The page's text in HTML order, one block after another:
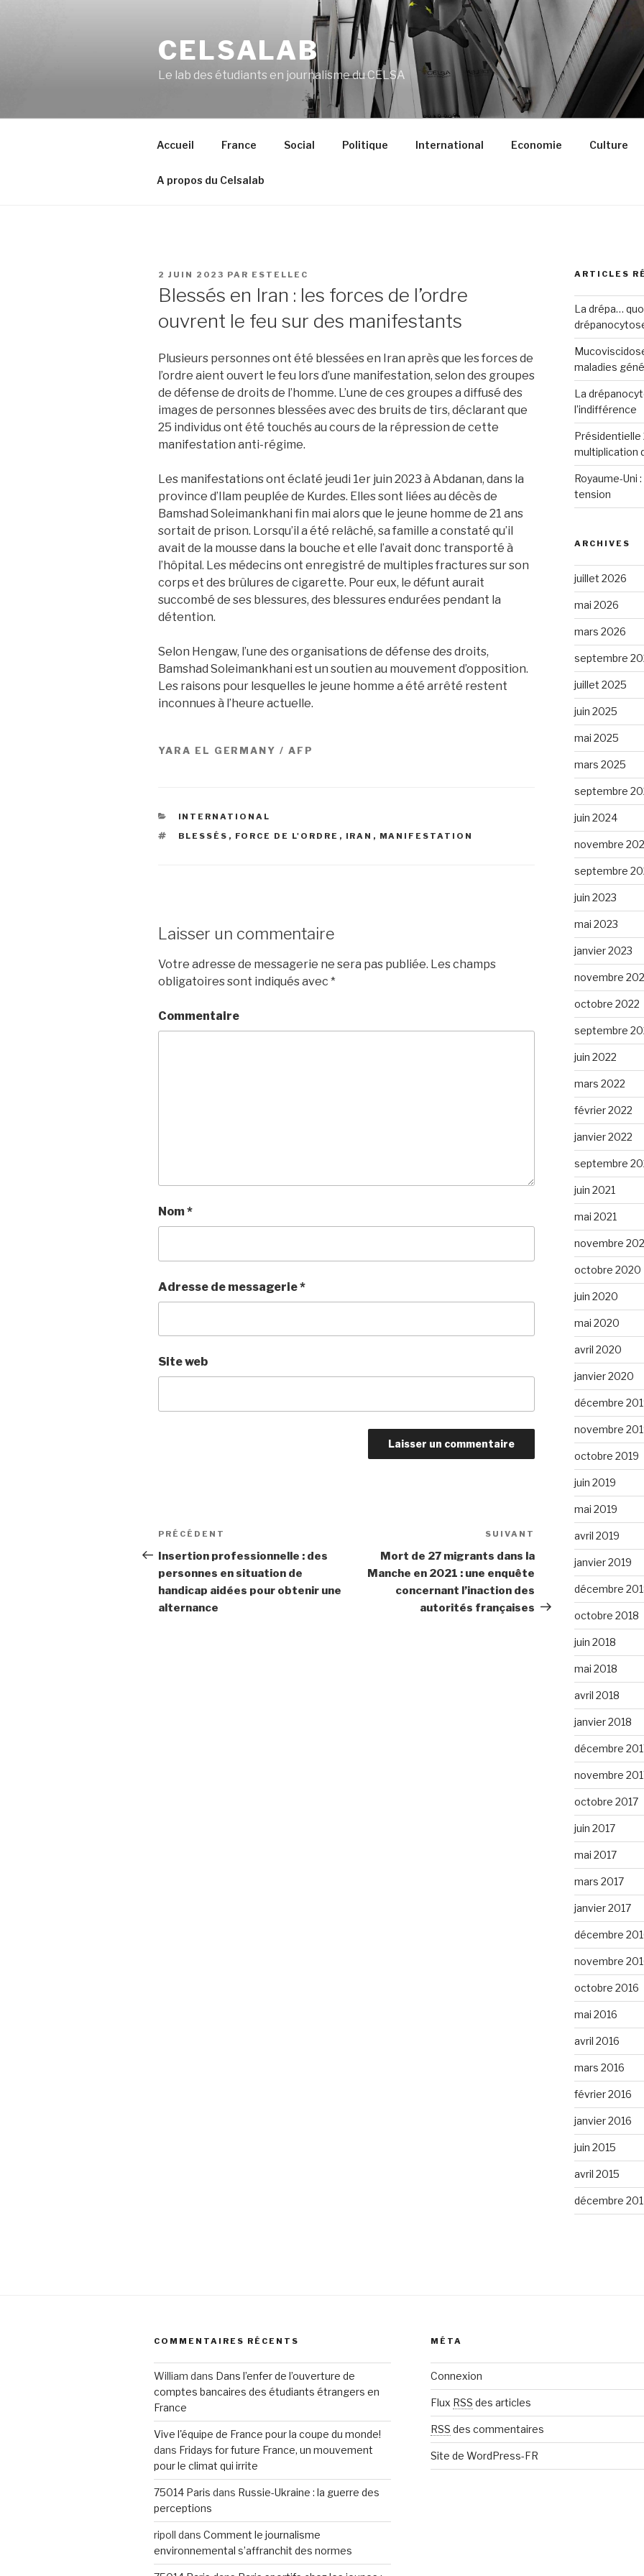
CELSALAB
Le lab des étudiants en journalisme du CELSA
Accueil France Social Politique International Economie Culture
A propos du Celsalab
PUBLIÉ
LE
2 JUIN 2023 PAR ESTELLEC
Blessés en Iran : les forces de l’ordre
ouvrent le feu sur des manifestants
Plusieurs personnes ont été blessées en Iran après que les forces de
l’ordre aient ouvert le feu lors d’une manifestation, selon des groupes
de défense de droits de l’homme. L’une de ces groupes a diffusé des
images de personnes blessées avec des bruits de tirs, déclarant que
25 individus ont été touchés au cours de la répression de cette
manifestation anti-régime.
Les manifestations ont éclaté jeudi 1er juin 2023 à Abdanan, dans la
province d’Ilam peuplée de Kurdes. Elles sont liées au décès de
Bamshad Soleimankhani fin mai alors que le jeune homme de 21 ans
sortait de prison. Lorsqu’il a été relâché, sa famille a constaté qu’il
avait de la mousse dans la bouche et elle l’avait donc transporté à
l’hôpital. Les médecins ont enregistré de multiples fractures sur son
corps et des brûlures de cigarette. Pour eux, le défunt aurait
succombé de ses blessures, des blessures endurées pendant la
détention.
Selon Hengaw, l’une des organisations de défense des droits,
Bamshad Soleimankhani est un soutien au mouvement d’opposition.
Les raisons pour lesquelles le jeune homme a été arrêté restent
inconnues à l’heure actuelle.
YARA EL GERMANY / AFP
CATÉGORIES
INTERNATIONAL
ÉTIQUETTES
BLESSÉS , FORCE DE L'ORDRE , IRAN , MANIFESTATION
Laisser un commentaire
Votre adresse de messagerie ne sera pas publiée. Les champs
obligatoires sont indiqués avec *
Commentaire
Nom*
Adresse de messagerie*
Site web
Navigation
de
l’article
Article
précédent
PRÉCÉDENT
Insertion professionnelle : des
personnes en situation de
handicap aidées pour obtenir une
alternance
Article
suivant
SUIVANT
Mort de 27 migrants dans la
Manche en 2021 : une enquête
concernant l’inaction des
autorités françaises
ARTICLES
La drépa…
maladies
La
l’indifférence
Présidentielle
multiplication
Royaume-Uni
tension
ARCHIVES
juillet 2026
mai 2026
mars 2026
septembre
juillet 2025
juin 2025
mai 2025
mars 2025
septembre
juin 2024
novembre
septembre
juin 2023
mai 2023
janvier 2023
novembre
octobre 2022
septembre
juin 2022
mars 2022
février 2022
janvier 2022
septembre
juin 2021
mai 2021
novembre
octobre 2020
juin 2020
mai 2020
avril 2020
janvier 2020
décembre
novembre
octobre 2019
juin 2019
mai 2019
avril 2019
janvier 2019
décembre
octobre 2018
juin 2018
mai 2018
avril 2018
janvier 2018
décembre
novembre
octobre 2017
juin 2017
mai 2017
mars 2017
janvier 2017
décembre
novembre
octobre 2016
mai 2016
avril 2016
mars 2016
février 2016
janvier 2016
juin 2015
avril 2015
décembre
COMMENTAIRES RÉCENTS
William dans Dans l’enfer de l’ouverture de
comptes bancaires des étudiants étrangers en
France
Vive l'équipe de France pour la coupe du monde!
dans Fridays for future France, un mouvement
pour le climat qui irrite
75014 Paris dans Russie-Ukraine : la guerre des
perceptions
ripoll dans Comment le journalisme
environnemental s’affranchit des normes
MÉTA
Connexion
Flux RSS des articles
RSS des commentaires
Site de WordPress-FR